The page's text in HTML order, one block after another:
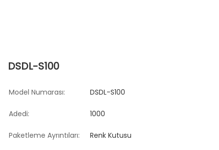
DSDL-S100
Model Numarası: DSDL-S100
Adedi: 1000
Paketleme Ayrıntıları: Renk Kutusu